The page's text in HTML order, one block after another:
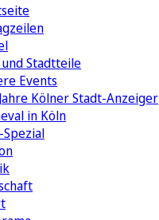
und Stadtteile
Events
Kölner Stadt-Anzeiger
in Köln
Spezial